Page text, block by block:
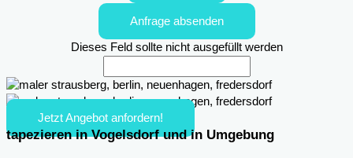
Anfrage absenden
Dieses Feld sollte nicht ausgefüllt werden
Jetzt Angebot anfordern!
tapezieren in Vogelsdorf und in Umgebung